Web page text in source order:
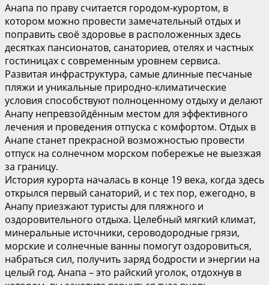
Анапа по праву считается городом-курортом, в
котором можно провести замечательный отдых и
поправить своё здоровье в расположенных здесь
десятках пансионатов, санаториев, отелях и частных
гостиницах с современным уровнем сервиса.
Развитая инфраструктура, самые длинные песчаные
пляжи и уникальные природно-климатические
условия способствуют полноценному отдыху и делают
Анапу непревзойдённым местом для эффективного
лечения и проведения отпуска с комфортом. Отдых в
Анапе станет прекрасной возможностью провести
отпуск на солнечном морском побережье не выезжая
за границу.
История курорта началась в конце 19 века, когда здесь
открылся первый санаторий, и с тех пор, ежегодно, в
Анапу приезжают туристы для пляжного и
оздоровительного отдыха. Целебный мягкий климат,
минеральные источники, сероводородные грязи,
морские и солнечные ванны помогут оздоровиться,
набраться сил, получить заряд бодрости и энергии на
целый год. Анапа – это райский уголок, отдохнув в